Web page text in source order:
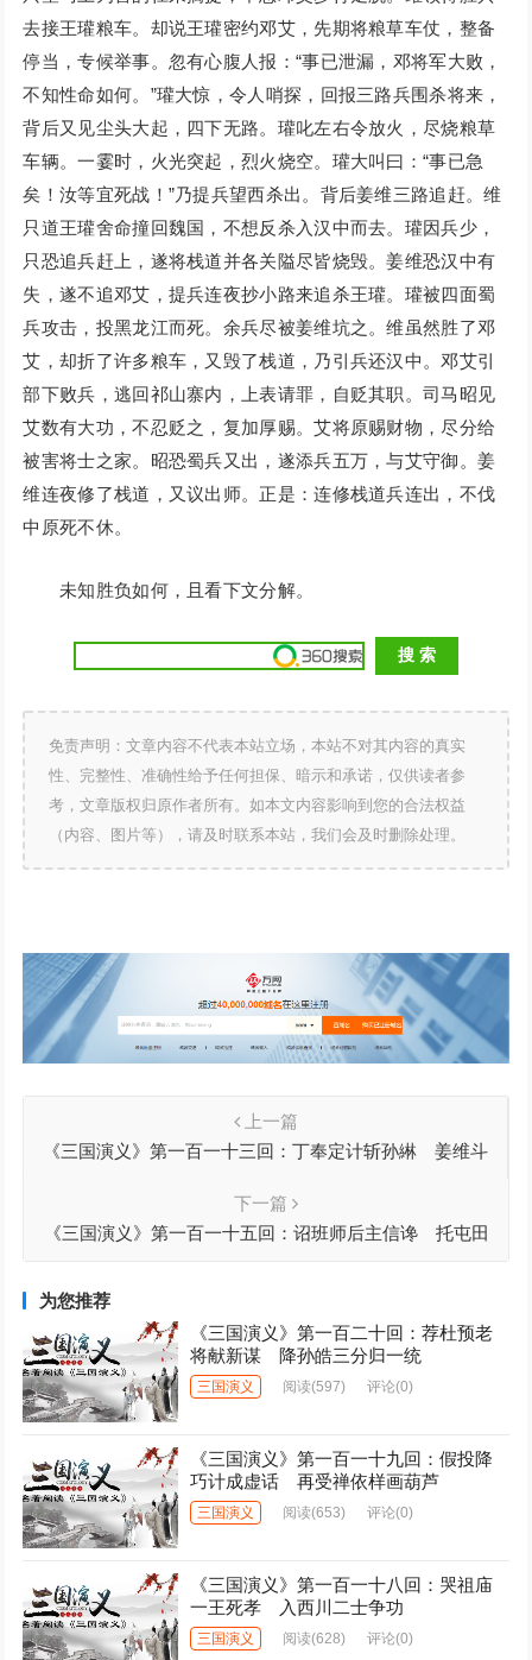
去接王瓘粮车。却说王瓘密约邓艾，先期将粮草车仗，整备
停当，专候举事。忽有心腹人报：“事已泄漏，邓将军大败，
不知性命如何。”瓘大惊，令人哨探，回报三路兵围杀将来，
背后又见尘头大起，四下无路。瓘叱左右令放火，尽烧粮草
车辆。一霎时，火光突起，烈火烧空。瓘大叫曰：“事已急
矣！汝等宜死战！”乃提兵望西杀出。背后姜维三路追赶。维
只道王瓘舍命撞回魏国，不想反杀入汉中而去。瓘因兵少，
只恐追兵赶上，遂将栈道并各关隘尽皆烧毁。姜维恐汉中有
失，遂不追邓艾，提兵连夜抄小路来追杀王瓘。瓘被四面蜀
兵攻击，投黑龙江而死。余兵尽被姜维坑之。维虽然胜了邓
艾，却折了许多粮车，又毁了栈道，乃引兵还汉中。邓艾引
部下败兵，逃回祁山寨内，上表请罪，自贬其职。司马昭见
艾数有大功，不忍贬之，复加厚赐。艾将原赐财物，尽分给
被害将士之家。昭恐蜀兵又出，遂添兵五万，与艾守御。姜
维连夜修了栈道，又议出师。正是：连修栈道兵连出，不伐
中原死不休。
未知胜负如何，且看下文分解。
免责声明：文章内容不代表本站立场，本站不对其内容的真实
性、完整性、准确性给予任何担保、暗示和承诺，仅供读者参
考，文章版权归原作者所有。如本文内容影响到您的合法权益
（内容、图片等），请及时联系本站，我们会及时删除处理。
上一篇
《三国演义》第一百一十三回：丁奉定计斩孙綝 姜维斗
下一篇
《三国演义》第一百一十五回：诏班师后主信谗 托屯田
为您推荐
《三国演义》第一百二十回：荐杜预老
将献新谋 降孙皓三分归一统
三国演义 阅读(597) 评论(0)
《三国演义》第一百一十九回：假投降
巧计成虚话 再受禅依样画葫芦
三国演义 阅读(653) 评论(0)
《三国演义》第一百一十八回：哭祖庙
一王死孝 入西川二士争功
三国演义 阅读(628) 评论(0)